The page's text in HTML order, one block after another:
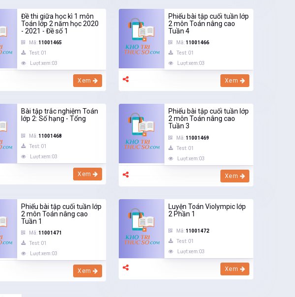
Đề thi giữa học kì 1 môn
Toán lớp 2 năm học 2020
- 2021 - Đề số 1
Mã: 11001465
Test: 01
Lượt xem:03
Xem
Phiếu bài tập cuối tuần lớp
2 môn Toán nâng cao
Tuần 4
Mã: 11001466
Test: 01
Lượt xem:03
Xem
Bài tập trắc nghiệm Toán
lớp 2: Số hạng - Tổng
Mã: 11001468
Test: 01
Lượt xem:03
Xem
Phiếu bài tập cuối tuần lớp
2 môn Toán nâng cao
Tuần 3
Mã: 11001469
Test: 01
Lượt xem:03
Xem
Phiếu bài tập cuối tuần lớp
2 môn Toán nâng cao
Tuần 1
Mã: 11001471
Test: 01
Lượt xem:03
Xem
Luyện Toán Violympic lớp
2 Phần 1
Mã: 11001472
Test: 01
Lượt xem:03
Xem